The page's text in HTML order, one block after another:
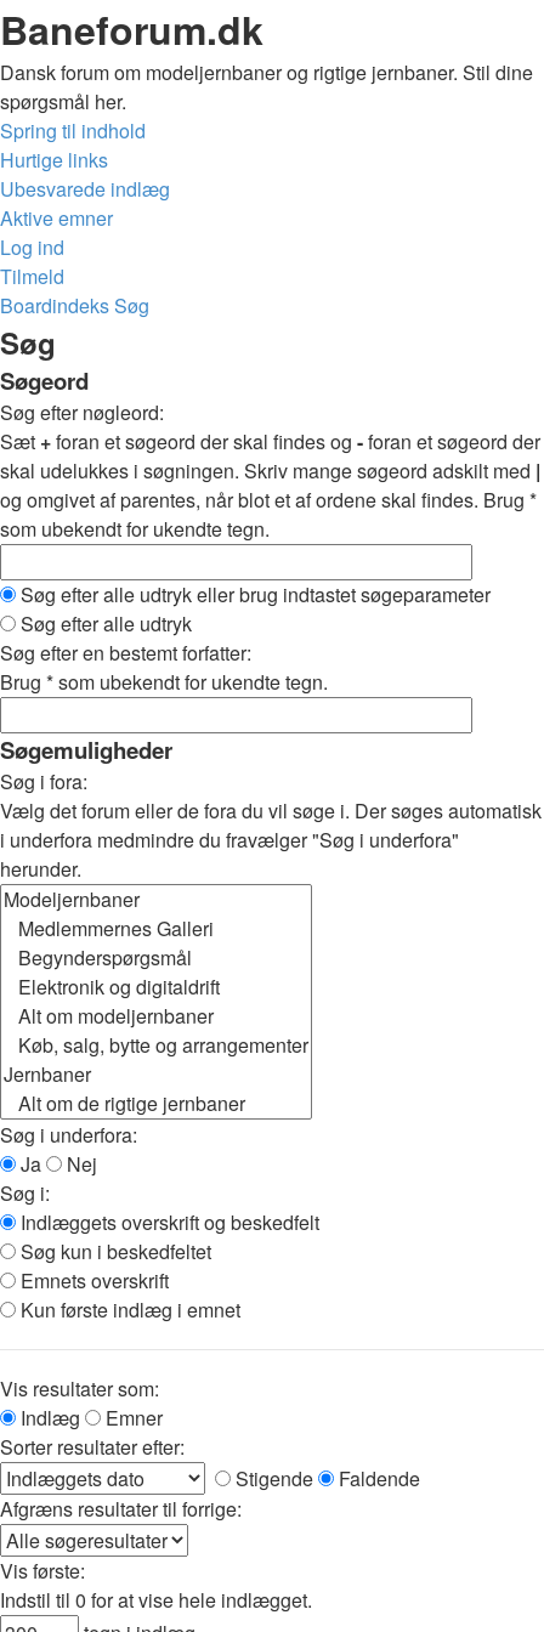
Baneforum.dk
Dansk forum om modeljernbaner og rigtige jernbaner. Stil dine
spørgsmål her.
Spring til indhold
Hurtige links
Ubesvarede indlæg
Aktive emner
Log ind
Tilmeld
BoardindeksSøg
Søg
Søgeord
Søg efter nøgleord:
Sæt +foran et søgeord der skal findes og -foran et søgeord der
skal udelukkes i søgningen. Skriv mange søgeord adskilt med |
og omgivet af parentes, når blot et af ordene skal findes. Brug *
som ubekendt for ukendte tegn.
Søg efter alle udtryk eller brug indtastet søgeparameter
Søg efter alle udtryk
Søg efter en bestemt forfatter:
Brug * som ubekendt for ukendte tegn.
Søgemuligheder
Søg i fora:
Vælg det forum eller de fora du vil søge i. Der søges automatisk
i underfora medmindre du fravælger "Søg i underfora"
herunder.
Søg i underfora:
Ja
Nej
Søg i:
Indlæggets overskrift og beskedfelt
Søg kun i beskedfeltet
Emnets overskrift
Kun første indlæg i emnet
Vis resultater som:
Indlæg
Emner
Sorter resultater efter:
Stigende
Faldende
Afgræns resultater til forrige:
Vis første:
Indstil til 0 for at vise hele indlægget.